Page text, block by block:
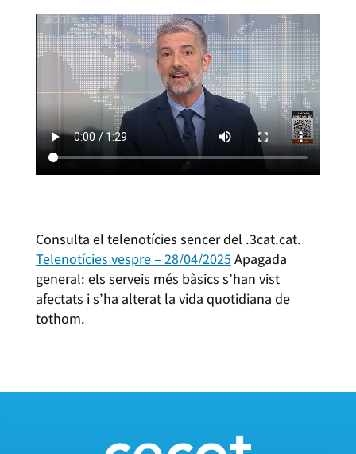
Consulta el telenotícies sencer del .3cat.cat.
Telenotícies vespre – 28/04/2025 Apagada
general: els serveis més bàsics s’han vist
afectats i s’ha alterat la vida quotidiana de
tothom.